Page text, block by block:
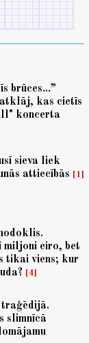
brūces...”
kas cietīs
koncerta
sieva liek
attiecībās
1
miljoni eiro, bet
tikai viens; kur
4
traģēdijā.
slimnīcā